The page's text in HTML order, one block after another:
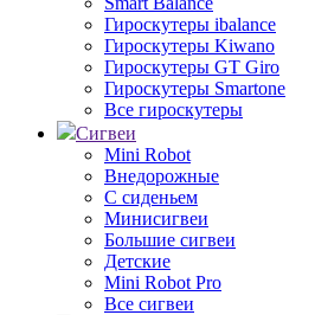
Гироскутеры ibalance
Гироскутеры Kiwano
Гироскутеры GT Giro
Гироскутеры Smartone
Все гироскутеры
Сигвеи
Mini Robot
Внедорожные
С сиденьем
Минисигвеи
Большие сигвеи
Детские
Mini Robot Pro
Все сигвеи